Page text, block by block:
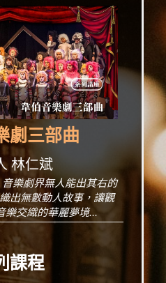
劇三部曲
林仁斌
音樂劇界無人能出其右的
出無數動人故事，讓觀
樂交織的華麗夢境...
課程